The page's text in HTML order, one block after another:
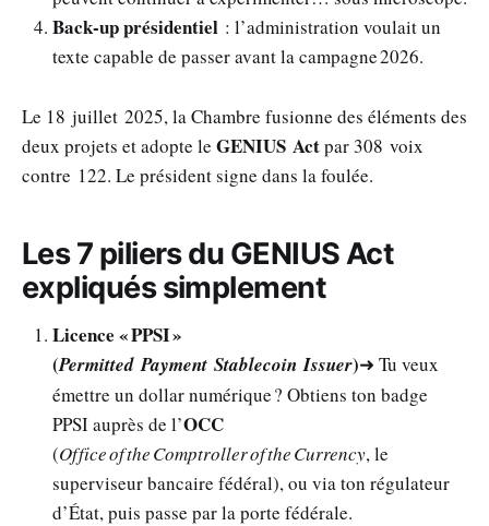
Back‑up présidentiel : l’administration voulait un
texte capable de passer avant la campagne 2026.
Le 18 juillet 2025, la Chambre fusionne des éléments des
deux projets et adopte le GENIUS Actpar 308 voix
contre 122. Le président signe dans la foulée.
Les 7 piliers du GENIUS Act
expliqués simplement
Licence « PPSI »
(Permitted Payment Stablecoin Issuer)➜ Tu veux
émettre un dollar numérique ? Obtiens ton badge
PPSI auprès de l’OCC
(Office of the Comptroller of the Currency, le
superviseur bancaire fédéral), ou via ton régulateur
d’État, puis passe par la porte fédérale.